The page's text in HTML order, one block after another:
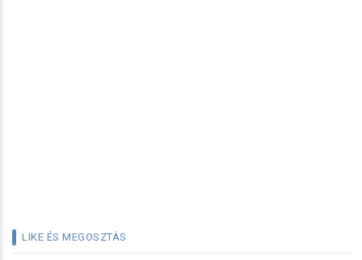
LIKE ÉS MEGOSZTÁS